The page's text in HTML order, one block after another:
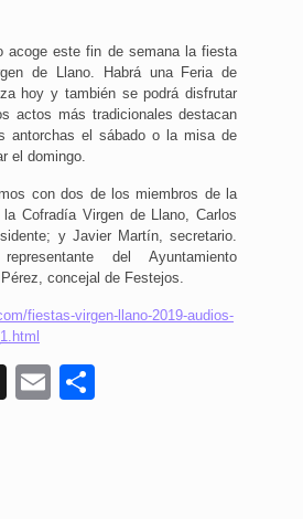
acoge este fin de semana la fiesta
de Llano. Habrá una Feria de
hoy y también se podrá disfrutar
actos más tradicionales destacan
antorchas el sábado o la misa de
el domingo.
con dos de los miembros de la
Cofradía Virgen de Llano, Carlos
y Javier Martín, secretario.
del Ayuntamiento
concejal de Festejos.
fiestas-virgen-llano-2019-audios-
X Email